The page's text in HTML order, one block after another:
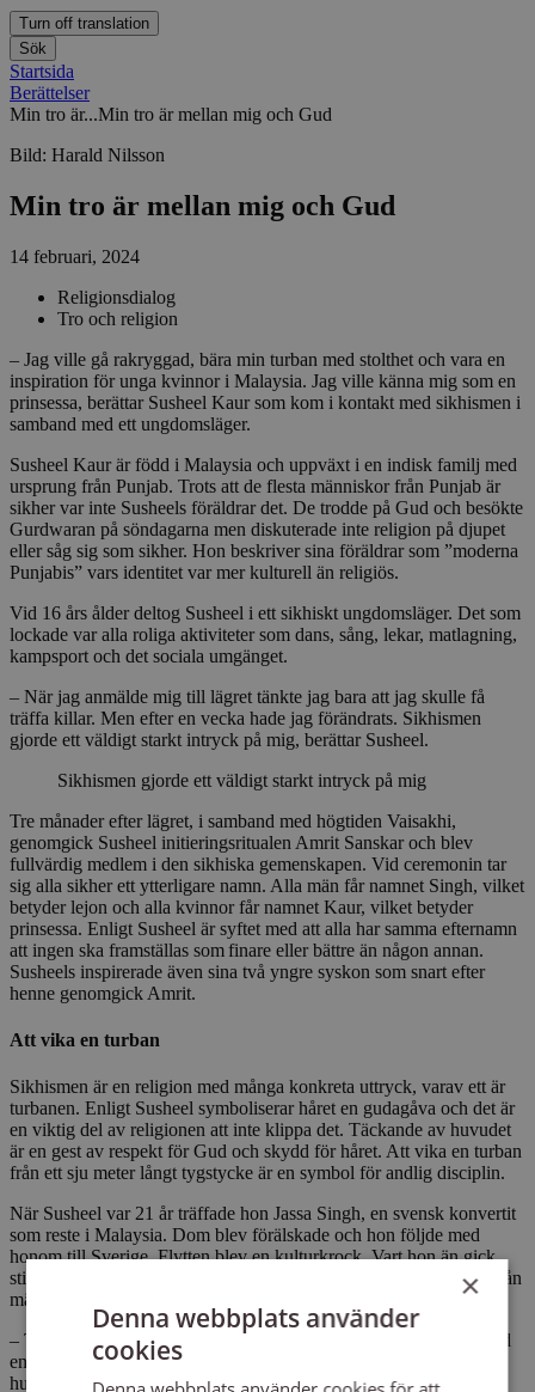
Turn off translation
Sök
Startsida
Berättelser
Min tro är...Min tro är mellan mig och Gud
Bild: Harald Nilsson
Min tro är mellan mig och Gud
14 februari, 2024
Religionsdialog
Tro och religion
– Jag ville gå rakryggad, bära min turban med stolthet och vara en
inspiration för unga kvinnor i Malaysia. Jag ville känna mig som en
prinsessa, berättar Susheel Kaur som kom i kontakt med sikhismen i
samband med ett ungdomsläger.
Susheel Kaur är född i Malaysia och uppväxt i en indisk familj med
ursprung från Punjab. Trots att de flesta människor från Punjab är
sikher var inte Susheels föräldrar det. De trodde på Gud och besökte
Gurdwaran på söndagarna men diskuterade inte religion på djupet
eller såg sig som sikher. Hon beskriver sina föräldrar som ”moderna
Punjabis” vars identitet var mer kulturell än religiös.
Vid 16 års ålder deltog Susheel i ett sikhiskt ungdomsläger. Det som
lockade var alla roliga aktiviteter som dans, sång, lekar, matlagning,
kampsport och det sociala umgänget.
– När jag anmälde mig till lägret tänkte jag bara att jag skulle få
träffa killar. Men efter en vecka hade jag förändrats. Sikhismen
gjorde ett väldigt starkt intryck på mig, berättar Susheel.
Sikhismen gjorde ett väldigt starkt intryck på mig
Tre månader efter lägret, i samband med högtiden Vaisakhi,
genomgick Susheel initieringsritualen Amrit Sanskar och blev
fullvärdig medlem i den sikhiska gemenskapen. Vid ceremonin tar
sig alla sikher ett ytterligare namn. Alla män får namnet Singh, vilket
betyder lejon och alla kvinnor får namnet Kaur, vilket betyder
prinsessa. Enligt Susheel är syftet med att alla har samma efternamn
att ingen ska framställas som finare eller bättre än någon annan.
Susheels inspirerade även sina två yngre syskon som snart efter
henne genomgick Amrit.
Att vika en turban
Sikhismen är en religion med många konkreta uttryck, varav ett är
turbanen. Enligt Susheel symboliserar håret en gudagåva och det är
en viktig del av religionen att inte klippa det. Täckande av huvudet
är en gest av respekt för Gud och skydd för håret. Att vika en turban
från ett sju meter långt tygstycke är en symbol för andlig disciplin.
När Susheel var 21 år träffade hon Jassa Singh, en svensk konvertit
som reste i Malaysia. Dom blev förälskade och hon följde med
honom till Sverige. Flytten blev en kulturkrock. Vart hon än gick
stirrade folk på henne, men hon fick mest positiva kommentarer från
människor som undrade om hennes turban var ett nytt mode.
– Turbanen gjorde mig mer lekfull. Det går att göra så mycket med
en turban, säger Susheel som gillar att experimentera med sina
huvudbonader.
×
Denna webbplats använder
cookies